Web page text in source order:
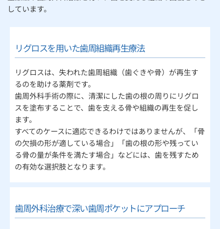
しています。
リグロスを用いた歯周組織再生療法
リグロスは、失われた歯周組織（歯ぐきや骨）が再生す
るのを助ける薬剤です。
歯周外科手術の際に、清潔にした歯の根の周りにリグロ
スを塗布することで、歯を支える骨や組織の再生を促し
ます。
すべてのケースに適応できるわけではありませんが、「骨
の欠損の形が適している場合」「歯の根の形や残ってい
る骨の量が条件を満たす場合」などには、歯を残すため
の有効な選択肢となります。
歯周外科治療で深い歯周ポケットにアプローチ